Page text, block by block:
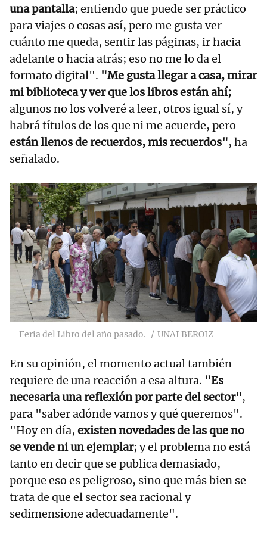
una pantalla; entiendo que puede ser práctico
para viajes o cosas así, pero me gusta ver
cuánto me queda, sentir las páginas, ir hacia
adelante o hacia atrás; eso no me lo da el
formato digital". "Me gusta llegar a casa, mirar
mi biblioteca y ver que los libros están ahí;
algunos no los volveré a leer, otros igual sí, y
habrá títulos de los que ni me acuerde, pero
están llenos de recuerdos, mis recuerdos", ha
señalado.
Feria del Libro del año pasado. UNAI BEROIZ
En su opinión, el momento actual también
requiere de una reacción a esa altura. "Es
necesaria una reflexión por parte del sector",
para "saber adónde vamos y qué queremos".
"Hoy en día, existen novedades de las que no
se vende ni un ejemplar; y el problema no está
tanto en decir que se publica demasiado,
porque eso es peligroso, sino que más bien se
trata de que el sector sea racional y
sedimensione adecuadamente".